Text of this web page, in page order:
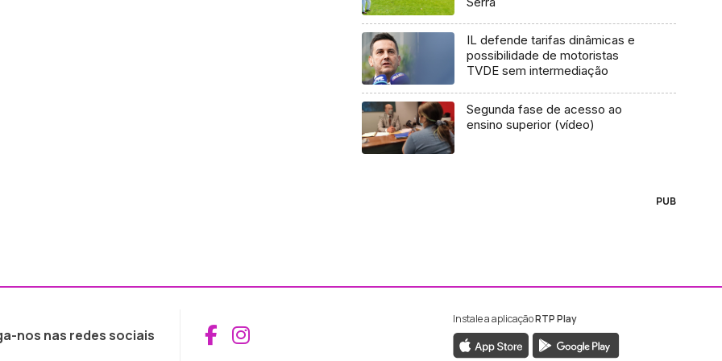
IL defende tarifas dinâmicas e
possibilidade de motoristas
TVDE sem intermediação
Segunda fase de acesso ao
ensino superior (vídeo)
PUB
nos nas redes sociais Aceder ao Facebook da RTP Madeira
Aceder ao Instagram da RTP Madeira
Instale a aplicaçãoRTP Play